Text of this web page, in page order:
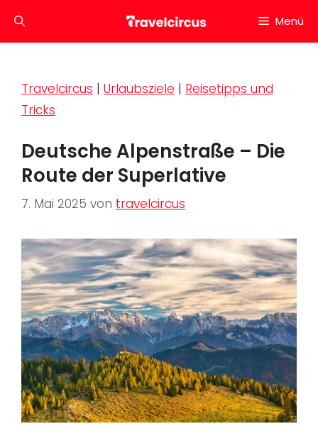
Inhalt
Menü
Travelcircus | Urlaubsziele | Reisetipps und
Tricks
Deutsche Alpenstraße – Die
Route der Superlative
7. Mai 2025 von travelcircus